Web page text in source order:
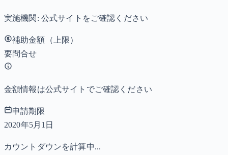
実施機関: 公式サイトをご確認ください
補助金額（上限）
要問合せ
金額情報は公式サイトでご確認ください
申請期限
2020年5月1日
カウントダウンを計算中...